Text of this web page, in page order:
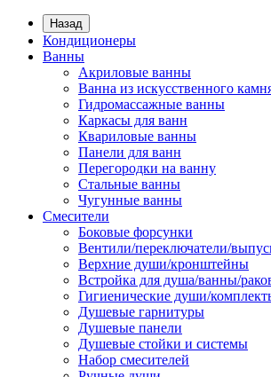
Назад
Кондиционеры
Ванны
Акриловые ванны
Ванна из искусственного
Гидромассажные ванны
Каркасы для ванн
Квариловые ванны
Панели для ванн
Перегородки на ванну
Стальные ванны
Чугунные ванны
Смесители
Боковые форсунки
Вентили/переключатели/
Верхние души/кронштейны
Встройка для душа/ванны/
Гигиенические души/
Душевые гарнитуры
Душевые панели
Душевые стойки и системы
Набор смесителей